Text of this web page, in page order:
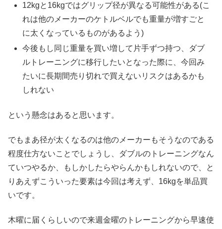
12kgと16kgではグリップ径が異なる可能性がある(こ
れは他のメーカーのケトルベルでも重量が増すごと
に太くなっているものがあるよう)
今後もし同じ重量を買い増して片手ずつ持つ、ダブ
ルトレーニングに移行したいとなった際に、今回み
たいに長期間売り切れで買えないリスクはあるかも
しれない
という懸念はあると思います。
でもまあ径が太くなるのは他のメーカーもそうなのである
程度仕方ないことでしょうし、ダブルのトレーニングなん
ていつやるか、もしかしたらやらんかもしれないので、と
りあえずこういった要素は今回は考えず、16kgを単品買
いです。
木曜に届くらしいので来週金曜のトレーニングから早速使